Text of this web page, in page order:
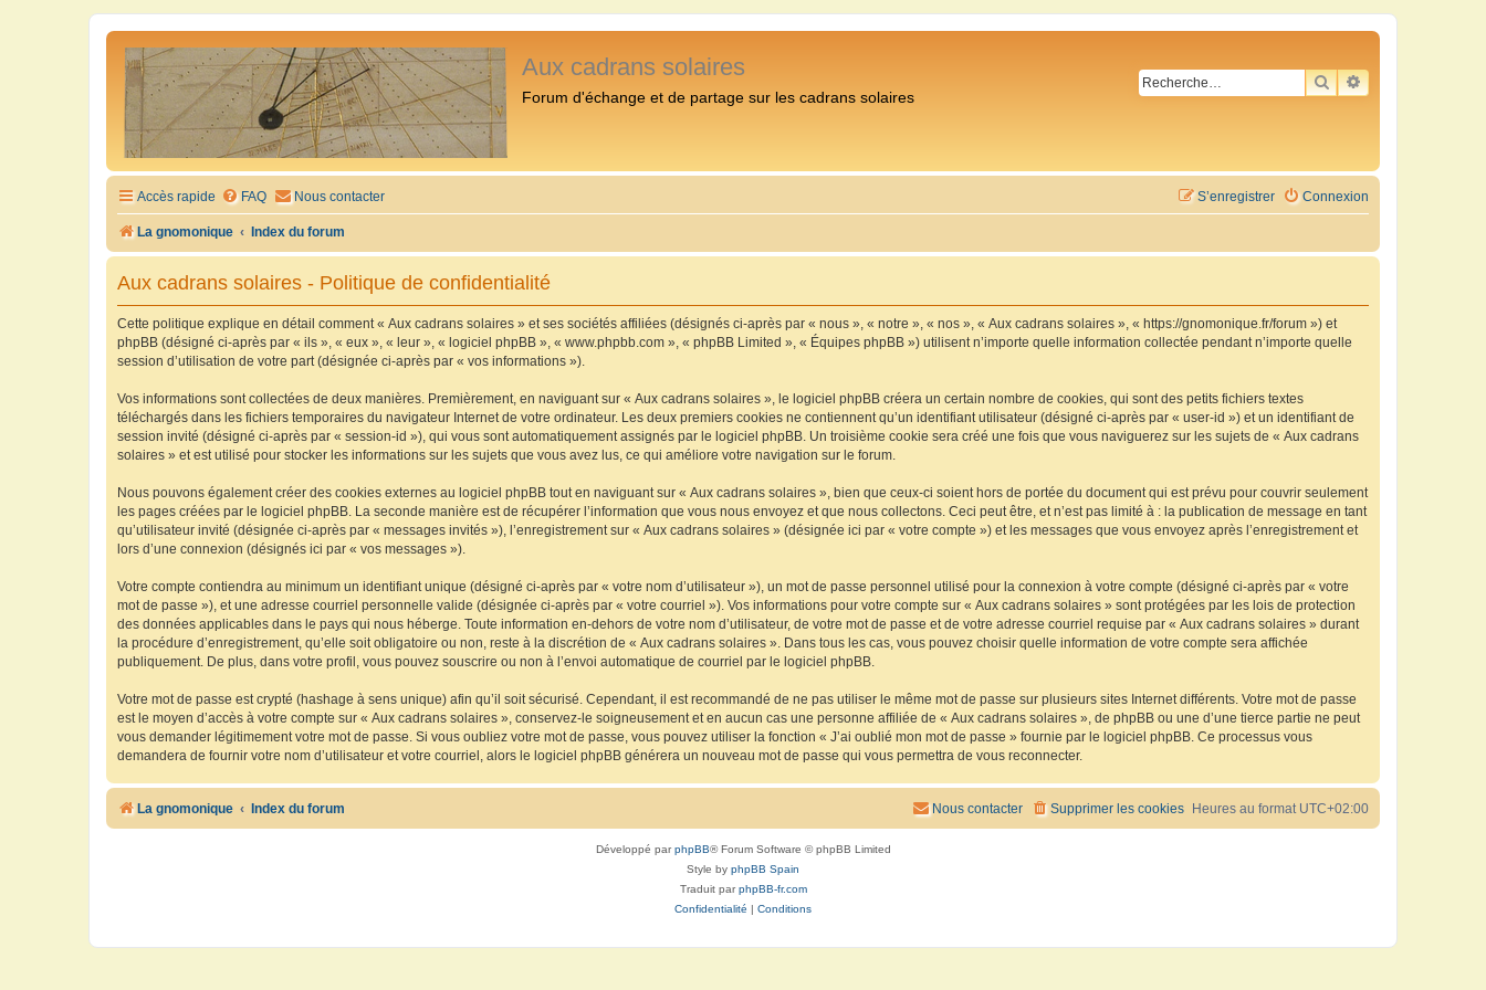
Aux cadrans solaires
Forum d'échange et de partage sur les cadrans solaires
RECHERCHER
RECHERCHE
Accès rapide FAQ Nous contacter Connexion
S’enregistrer
La gnomonique Index du forum
Aux cadrans solaires - Politique de confidentialité
Cette politique explique en détail comment « Aux cadrans solaires » et ses sociétés affiliées (désignés ci-après par « nous », « notre », « nos », « Aux cadrans solaires », « https://gnomonique.fr/forum ») et
phpBB (désigné ci-après par « ils », « eux », « leur », « logiciel phpBB », « www.phpbb.com », « phpBB Limited », « Équipes phpBB ») utilisent n’importe quelle information collectée pendant n’importe quelle
session d’utilisation de votre part (désignée ci-après par « vos informations »).
Vos informations sont collectées de deux manières. Premièrement, en naviguant sur « Aux cadrans solaires », le logiciel phpBB créera un certain nombre de cookies, qui sont des petits fichiers textes
téléchargés dans les fichiers temporaires du navigateur Internet de votre ordinateur. Les deux premiers cookies ne contiennent qu’un identifiant utilisateur (désigné ci-après par « user-id ») et un identifiant de
session invité (désigné ci-après par « session-id »), qui vous sont automatiquement assignés par le logiciel phpBB. Un troisième cookie sera créé une fois que vous naviguerez sur les sujets de « Aux cadrans
solaires » et est utilisé pour stocker les informations sur les sujets que vous avez lus, ce qui améliore votre navigation sur le forum.
Nous pouvons également créer des cookies externes au logiciel phpBB tout en naviguant sur « Aux cadrans solaires », bien que ceux-ci soient hors de portée du document qui est prévu pour couvrir seulement
les pages créées par le logiciel phpBB. La seconde manière est de récupérer l’information que vous nous envoyez et que nous collectons. Ceci peut être, et n’est pas limité à : la publication de message en tant
qu’utilisateur invité (désignée ci-après par « messages invités »), l’enregistrement sur « Aux cadrans solaires » (désignée ici par « votre compte ») et les messages que vous envoyez après l’enregistrement et
lors d’une connexion (désignés ici par « vos messages »).
Votre compte contiendra au minimum un identifiant unique (désigné ci-après par « votre nom d’utilisateur »), un mot de passe personnel utilisé pour la connexion à votre compte (désigné ci-après par « votre
mot de passe »), et une adresse courriel personnelle valide (désignée ci-après par « votre courriel »). Vos informations pour votre compte sur « Aux cadrans solaires » sont protégées par les lois de protection
des données applicables dans le pays qui nous héberge. Toute information en-dehors de votre nom d’utilisateur, de votre mot de passe et de votre adresse courriel requise par « Aux cadrans solaires » durant
la procédure d’enregistrement, qu’elle soit obligatoire ou non, reste à la discrétion de « Aux cadrans solaires ». Dans tous les cas, vous pouvez choisir quelle information de votre compte sera affichée
publiquement. De plus, dans votre profil, vous pouvez souscrire ou non à l’envoi automatique de courriel par le logiciel phpBB.
Votre mot de passe est crypté (hashage à sens unique) afin qu’il soit sécurisé. Cependant, il est recommandé de ne pas utiliser le même mot de passe sur plusieurs sites Internet différents. Votre mot de passe
est le moyen d’accès à votre compte sur « Aux cadrans solaires », conservez-le soigneusement et en aucun cas une personne affiliée de « Aux cadrans solaires », de phpBB ou une d’une tierce partie ne peut
vous demander légitimement votre mot de passe. Si vous oubliez votre mot de passe, vous pouvez utiliser la fonction « J’ai oublié mon mot de passe » fournie par le logiciel phpBB. Ce processus vous
demandera de fournir votre nom d’utilisateur et votre courriel, alors le logiciel phpBB générera un nouveau mot de passe qui vous permettra de vous reconnecter.
La gnomonique Index du forum Heures au format UTC+02:00
Supprimer les cookies
Nous contacter
Développé parphpBB® Forum Software © phpBB Limited
Style by phpBB Spain
Traduit parphpBB-fr.com
Confidentialité
Conditions